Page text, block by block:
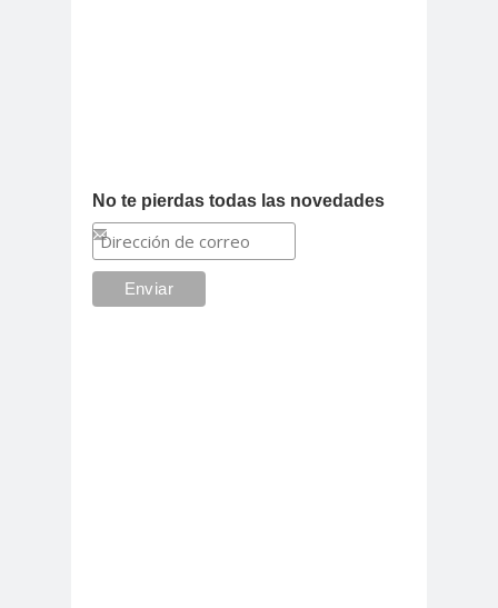
No te pierdas todas las novedades